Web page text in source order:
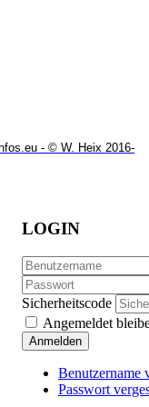
- © W. Heix 2016-
LOGIN
Sicherheitscode
Angemeldet
Anmelden
Benutzername
Passwort